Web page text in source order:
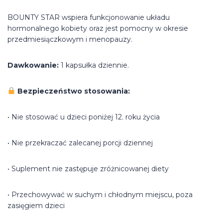
BOUNTY STAR wspiera funkcjonowanie układu
hormonalnego kobiety oraz jest pomocny w okresie
przedmiesiączkowym i menopauzy.
Dawkowanie: 1 kapsułka dziennie.
Bezpieczeństwo stosowania:
• Nie stosować u dzieci poniżej 12. roku życia
• Nie przekraczać zalecanej porcji dziennej
• Suplement nie zastępuje zróżnicowanej diety
• Przechowywać w suchym i chłodnym miejscu, poza
zasięgiem dzieci